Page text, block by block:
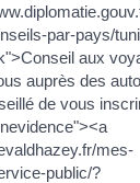
par-pays/
aux
auprès des
de vous
mes-
public/?